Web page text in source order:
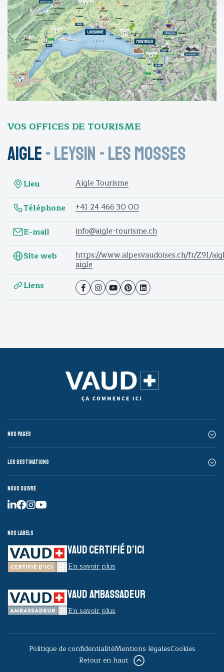
VOS OFFICES DE TOURISME
Aigle-Leysin -Les Mosses
Lieu
Aigle Tourisme
Téléphone
+41 24 466 30 00
E-mail
info@aigle-tourisme.ch
Site web
https://www.alpesvaudoises.ch/fr/Z91/
aigle
Liens
Nos pages
Les destinations
Nous suivre
Nos labels
VAUD CERTIFIÉ D’ICI
En savoir plus
VAUD AMBASSADEUR
En savoir plus
Politique de confidentialitéMentions légalesCookies
Retour en haut